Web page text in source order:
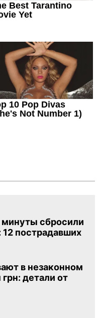
минуты сбросили
пострадавших
в незаконном
детали от